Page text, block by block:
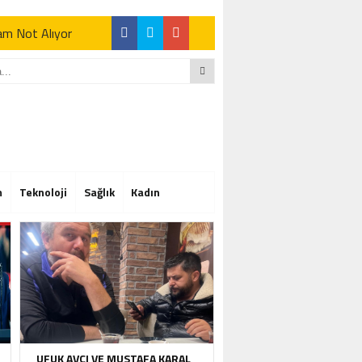
Not Alıyor
Not Alıyor
Teknoloji Sağlık Kadın
UFUK AVCI VE MUSTAFA KARAL